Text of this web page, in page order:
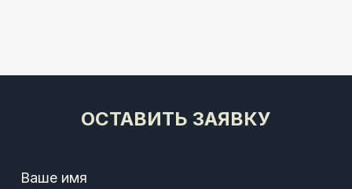
ОСТАВИТЬ ЗАЯВКУ
Ваше имя